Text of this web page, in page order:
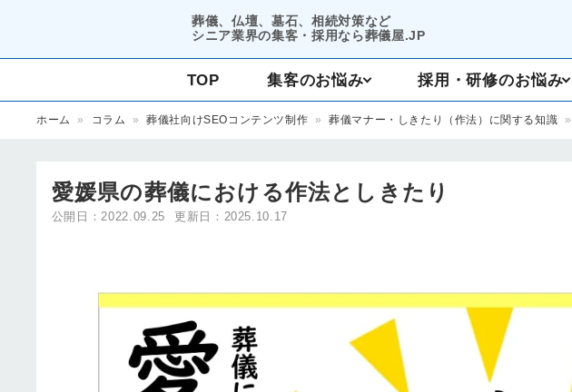
葬儀、仏壇、墓石、相続対策など
シニア業界の集客・採用なら葬儀屋.JP
TOP 集客のお悩み
コンサルティング
採用・研修のお悩み
採用支援
ホーム » コラム » 葬儀社向けSEOコンテンツ制作 » 葬儀マナー・しきたり（作法）に関する知識 »
愛媛県の葬儀における作法としきたり
公開日：2022.09.25 更新日：2025.10.17